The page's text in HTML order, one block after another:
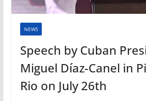
NEWS
Speech by Cuban
Miguel Díaz-Canel in
Rio on July 26th